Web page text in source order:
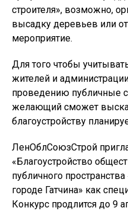
строителя», возможно,
высадку деревьев или
мероприятие.
Для того чтобы
жителей и
проведению публичные
желающий сможет
благоустройству
ЛенОблСоюзСтрой
«Благоустройство
публичного пространства
городе Гатчина» как
Конкурс продлится до 9